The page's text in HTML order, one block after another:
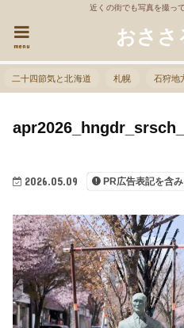
近くの街でも写真を撮っ
おささ
menu
二十四節気と北海道 札幌 石狩地
2026.05.09 PR広告表記を含